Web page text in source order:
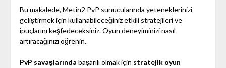
Bu makalede, Metin2 PvP sunucularında yeteneklerinizi
geliştirmek için kullanabileceğiniz etkili stratejileri ve
ipuçlarını keşfedeceksiniz. Oyun deneyiminizi nasıl
artıracağınızı öğrenin.
PvP savaşlarında başarılı olmak için stratejik oyun